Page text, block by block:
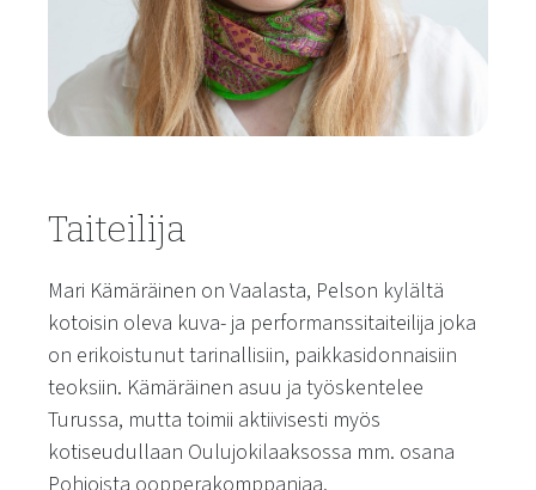
Taiteilija
Mari Kämäräinen on Vaalasta, Pelson kylältä
kotoisin oleva kuva- ja performanssitaiteilija joka
on erikoistunut tarinallisiin, paikkasidonnaisiin
teoksiin. Kämäräinen asuu ja työskentelee
Turussa, mutta toimii aktiivisesti myös
kotiseudullaan Oulujokilaaksossa mm. osana